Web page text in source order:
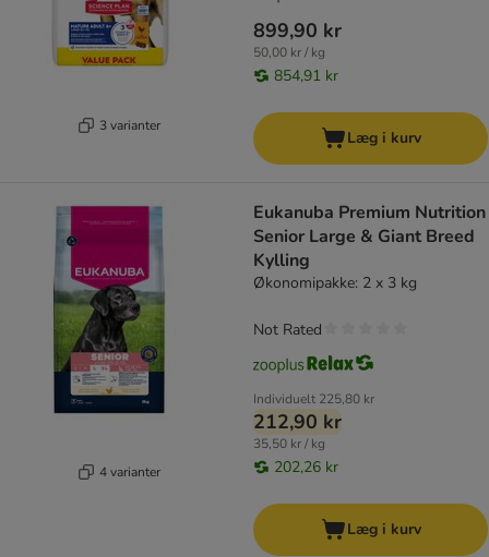
3 varianter
899,90 kr
50,00 kr / kg
854,91 kr
Læg i kurv
4 varianter
Eukanuba Premium Nutrition
Senior Large & Giant Breed
Kylling
Økonomipakke: 2 x 3 kg
Individuelt 225,80 kr
212,90 kr
35,50 kr / kg
202,26 kr
Not Rated
Læg i kurv